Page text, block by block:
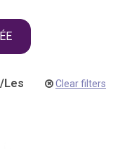
/Les
Clear filters